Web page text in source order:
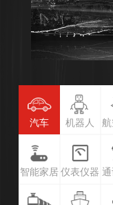
汽车 机器人
智能家居 仪表仪器